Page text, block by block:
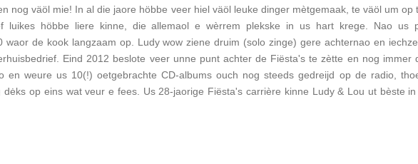
nog väöl mie! In al die jaore höbbe veer hiel väöl leuke dinger mètgemaak, te väöl um op
luikes höbbe liere kinne, die allemaol e wèrrem plekske in us hart krege. Nao us
waor de kook langzaam op. Ludy wow ziene druim (solo zinge) gere achternao en
Eind 2012 beslote veer unne punt achter de Fiësta's te zètte en nog immer
weure us 10(!) oetgebrachte CD-albums ouch nog steeds gedreijd op de radio,
op eins wat veur e fees. Us 28-jaorige Fiësta's carrière kinne Ludy & Lou ut bèste